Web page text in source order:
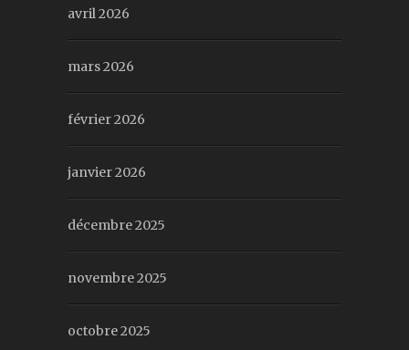
avril 2026
mars 2026
février 2026
janvier 2026
décembre 2025
novembre 2025
octobre 2025